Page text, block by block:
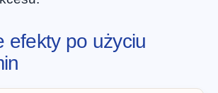
efekty po użyciu